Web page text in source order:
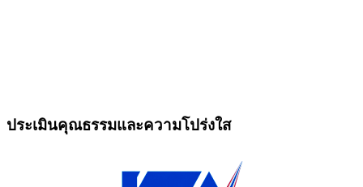
ประเมินคุณธรรมและความโปร่งใส